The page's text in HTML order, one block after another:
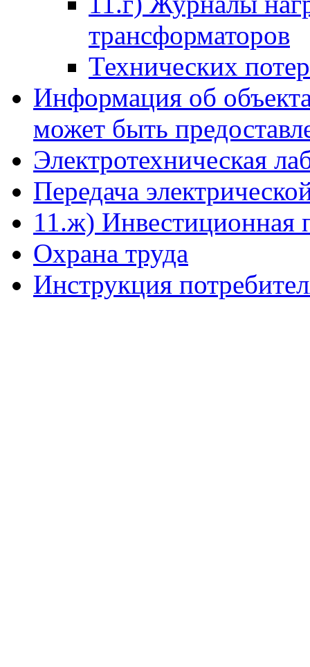
трансформаторов
Технических
Информация об
может быть
Электротехническая
Передача
11.ж) Инвестиционная
Охрана труда
Инструкция